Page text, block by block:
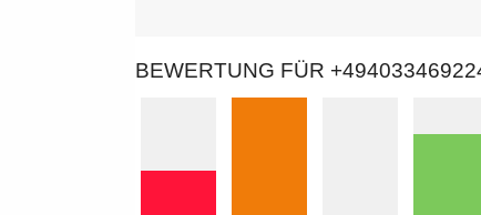
BEWERTUNG FÜR